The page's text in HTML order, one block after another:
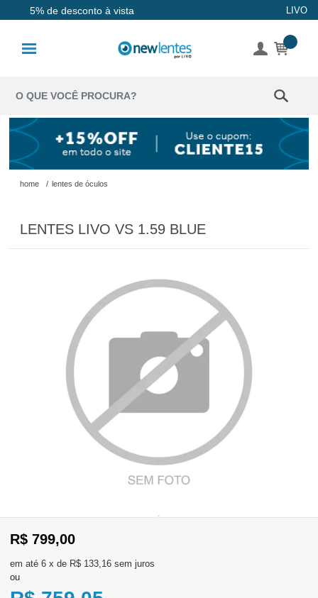
5% de desconto à vista LIVO
Coloridas
Solução
Óculos de
Óculos de
Grau
WhatsApp
Consultar
Recompra
,
se
aqui
Registre-
home / lentes de óculos
LENTES LIVO VS 1.59 BLUE
R$ 799,00
6 x de R$ 133,16 sem juros
ou